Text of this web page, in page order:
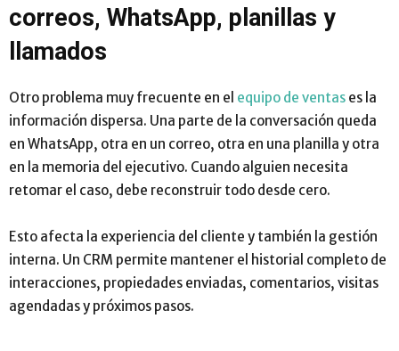
correos, WhatsApp, planillas y
llamados
Otro problema muy frecuente en el equipo de ventas es la
información dispersa. Una parte de la conversación queda
en WhatsApp, otra en un correo, otra en una planilla y otra
en la memoria del ejecutivo. Cuando alguien necesita
retomar el caso, debe reconstruir todo desde cero.
Esto afecta la experiencia del cliente y también la gestión
interna. Un CRM permite mantener el historial completo de
interacciones, propiedades enviadas, comentarios, visitas
agendadas y próximos pasos.